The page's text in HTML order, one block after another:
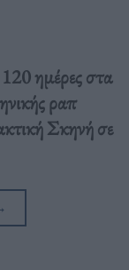
ημέρες στα
ραπ
Σκηνή σε